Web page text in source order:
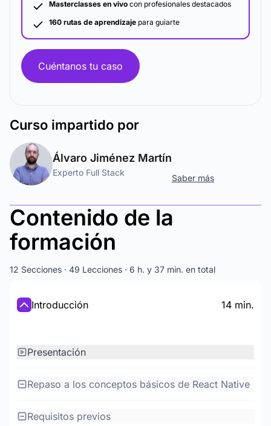
Masterclasses en vivo con profesionales destacados
160 rutas de aprendizaje para guiarte
Cuéntanos tu caso
Curso impartido por
Álvaro Jiménez Martín
Experto Full Stack
Saber más
Contenido de la
formación
12 Secciones · 49 Lecciones · 6 h. y 37 min. en total
Introducción 14 min.
Presentación
Repaso a los conceptos básicos de React Native
Requisitos previos